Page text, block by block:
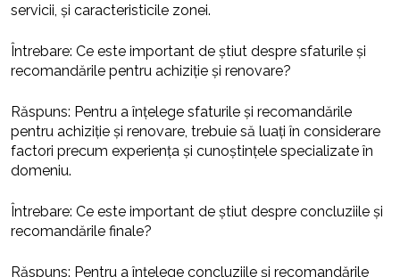
servicii, și caracteristicile zonei.
Întrebare: Ce este important de știut despre sfaturile și
recomandările pentru achiziție și renovare?
Răspuns: Pentru a înțelege sfaturile și recomandările
pentru achiziție și renovare, trebuie să luați în considerare
factori precum experiența și cunoștințele specializate în
domeniu.
Întrebare: Ce este important de știut despre concluziile și
recomandările finale?
Răspuns: Pentru a înțelege concluziile și recomandările